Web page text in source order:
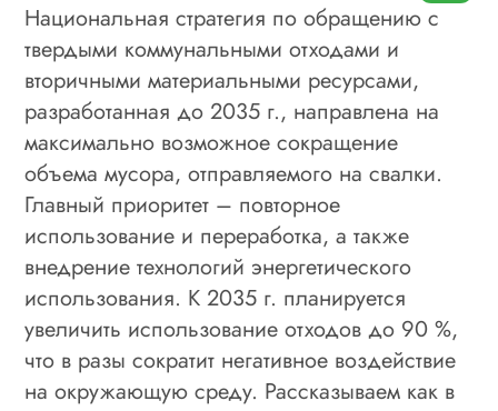
Национальная стратегия по обращению с
твердыми коммунальными отходами и
вторичными материальными ресурсами,
разработанная до 2035 г., направлена на
максимально возможное сокращение
объема мусора, отправляемого на свалки.
Главный приоритет – повторное
использование и переработка, а также
внедрение технологий энергетического
использования. К 2035 г. планируется
увеличить использование отходов до 90 %,
что в разы сократит негативное воздействие
на окружающую среду. Рассказываем как в